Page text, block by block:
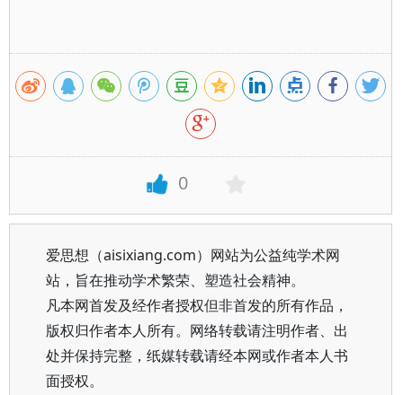
0
爱思想（aisixiang.com）网站为公益纯学术网
站，旨在推动学术繁荣、塑造社会精神。
凡本网首发及经作者授权但非首发的所有作品，
版权归作者本人所有。网络转载请注明作者、出
处并保持完整，纸媒转载请经本网或作者本人书
面授权。